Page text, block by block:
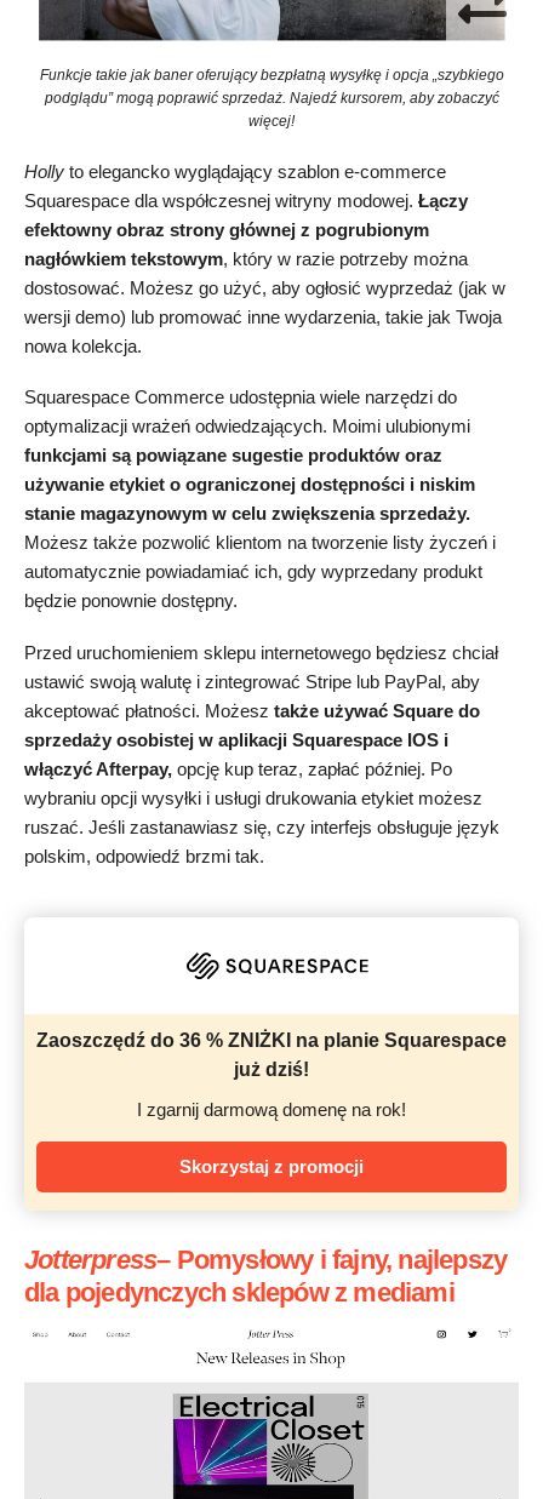
Funkcje takie jak baner oferujący bezpłatną wysyłkę i opcja „szybkiego
podglądu” mogą poprawić sprzedaż. Najedź kursorem, aby zobaczyć
więcej!
Holly to elegancko wyglądający szablon e-commerce
Squarespace dla współczesnej witryny modowej. Łączy
efektowny obraz strony głównej z pogrubionym
nagłówkiem tekstowym, który w razie potrzeby można
dostosować. Możesz go użyć, aby ogłosić wyprzedaż (jak w
wersji demo) lub promować inne wydarzenia, takie jak Twoja
nowa kolekcja.
Squarespace Commerce udostępnia wiele narzędzi do
optymalizacji wrażeń odwiedzających. Moimi ulubionymi
funkcjami są powiązane sugestie produktów oraz
używanie etykiet o ograniczonej dostępności i niskim
stanie magazynowym w celu zwiększenia sprzedaży.
Możesz także pozwolić klientom na tworzenie listy życzeń i
automatycznie powiadamiać ich, gdy wyprzedany produkt
będzie ponownie dostępny.
Przed uruchomieniem sklepu internetowego będziesz chciał
ustawić swoją walutę i zintegrować Stripe lub PayPal, aby
akceptować płatności. Możesz także używać Square do
sprzedaży osobistej w aplikacji Squarespace IOS i
włączyć Afterpay, opcję kup teraz, zapłać później. Po
wybraniu opcji wysyłki i usługi drukowania etykiet możesz
ruszać. Jeśli zastanawiasz się, czy interfejs obsługuje język
polskim, odpowiedź brzmi tak.
Zaoszczędź do 36 % ZNIŻKI na planie Squarespace
już dziś!
I zgarnij darmową domenę na rok!
Skorzystaj z promocji
Jotterpress– Pomysłowy i fajny, najlepszy
dla pojedynczych sklepów z mediami